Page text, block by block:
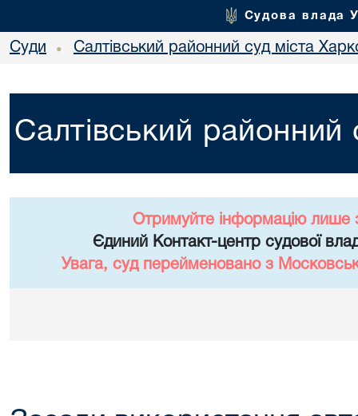
Судова влада
Суди • Салтівський районний суд міста
Салтівський районний
Отримуйте інформацію лише
Єдиний Контакт-центр судової
Увага, суд перейменовано з